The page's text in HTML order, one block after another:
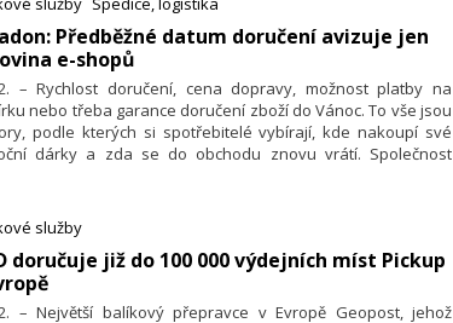
zisková a v letošním roce dosáhne obratu
miliardy ko­run.Předběžné datum doručení avizuje jen
e-shopů
– Rychlost doručení, cena dopravy, možnost platby na
nebo třeba garance doručení zboží do Vánoc. To vše jsou
podle kterých si spotřebitelé vybírají, kde nakoupí své
dárky a zda se do obchodu znovu vrátí. Společnost
více než 200 e-shopů ukazuje, kde se pohybuje český
standard. Z výsledků vyplývá například to, že pouze
e-shopů doručuje zboží do druhého dne od objednání,
skloňovaný standard v podobě doručení D+1 tak v Česku
není samozřejmostí.
služby
doručuje již do 100 000 výdejních míst Pickup
– Největší balíkový přepravce v Evropě Geopost, jehož